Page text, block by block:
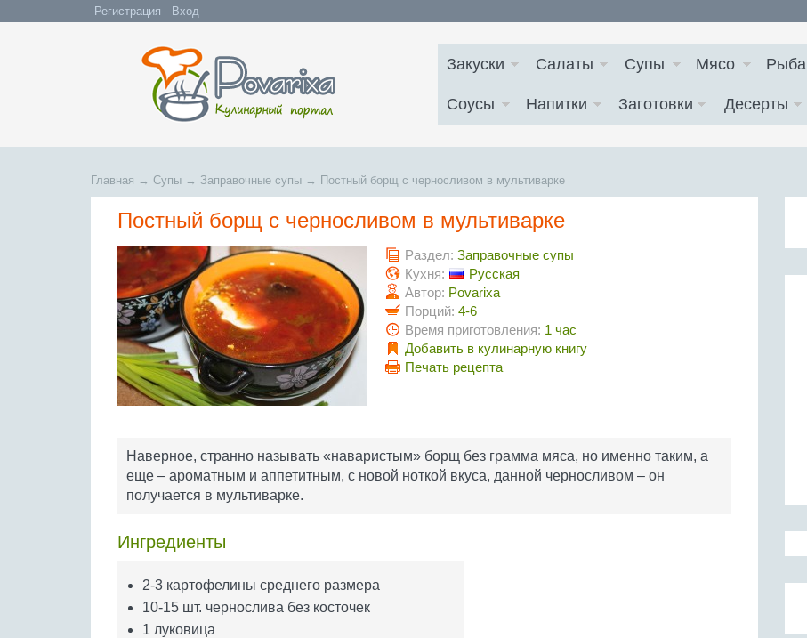
Регистрация Вход
Закуски Салаты Супы Мясо Рыба
Соусы Напитки Заготовки Десерты
Главная → Супы → Заправочные супы → Постный борщ с черносливом в мультиварке
Постный борщ с черносливом в мультиварке
Раздел: Заправочные супы
Кухня:
Русская
Автор: Povarixa
Порций: 4-6
Время приготовления: 1 час
Добавить в кулинарную книгу
Печать рецепта
Наверное, странно называть «наваристым» борщ без грамма мяса, но именно таким, а
еще – ароматным и аппетитным, с новой ноткой вкуса, данной черносливом – он
получается в мультиварке.
Ингредиенты
2-3 картофелины среднего размера
10-15 шт. чернослива без косточек
1 луковица